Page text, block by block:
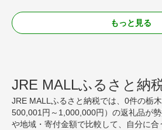
もっと見る
JRE MALLふるさと納
JRE MALLふるさと納税では、0件の栃
500,001円～1,000,000円）の返礼品が
や地域・寄付金額で比較して、自分に